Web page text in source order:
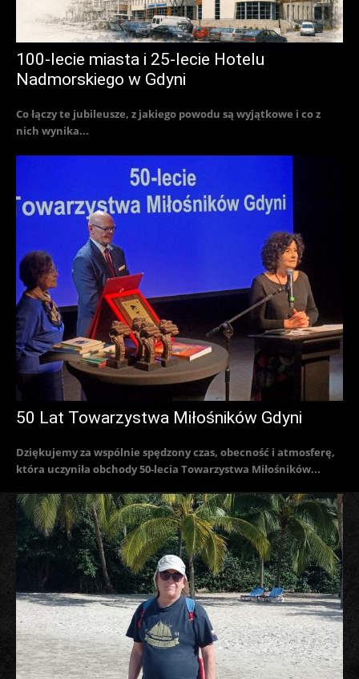
100-lecie miasta i 25-lecie Hotelu
Nadmorskiego w Gdyni
Co łączy te jubileusze, z jakiego powodu są wyjątkowe i co z
nich wynika...
50 Lat Towarzystwa Miłośników Gdyni
Dziękujemy za wspólnie spędzony czas, obecność i atmosferę,
która uczyniła obchody 50-lecia Towarzystwa Miłośników...